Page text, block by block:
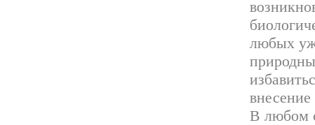
любых
В любом